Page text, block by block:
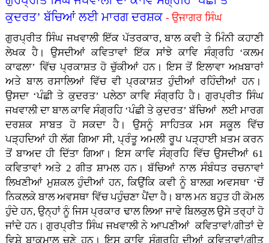
ਕੁਦਰਤ’ ਬੱਚਿਆਂ ਲਈ ਮਾਰਗ ਦਰਸ਼ਕ - ਉਜਾਗਰ ਸਿੰਘ
ਗੁਰਪ੍ਰੀਤ ਸਿੰਘ ਜਖਵਾਲੀ ਇੱਕ ਪੱਤਰਕਾਰ, ਬਾਲ ਕਵੀ ਤੇ ਮਿੰਨੀ ਕਹਾਣੀ
ਲੇਖਕ ਹੈ। ਉਸਦੀਆਂ ਕਵਿਤਾਵਾਂ ਇੱਕ ਸਾਂਝੇ ਕਾਵਿ ਸੰਗ੍ਰਹਿ ‘ਕਲਮ
ਕਾਫਲਾ’ ਵਿੱਚ ਪ੍ਰਕਾਸ਼ਤ ਹੋ ਚੁੱਕੀਆਂ ਹਨ। ਇਸ ਤੋਂ ਇਲਾਵਾ ਅਖ਼ਬਾਰਾਂ
ਅਤੇ ਬਾਲ ਰਸਾਲਿਆਂ ਵਿੱਚ ਵੀ ਪ੍ਰਕਾਸ਼ਤ ਹੁੰਦੀਆਂ ਰਹਿੰਦੀਆਂ ਹਨ।
ਉਸਦਾ ‘ਪੰਛੀ ਤੇ ਕੁਦਰਤ’ ਪਲੇਠਾ ਕਾਵਿ ਸੰਗ੍ਰਹਿ ਹੈ। ਗੁਰਪ੍ਰੀਤ ਸਿੰਘ
ਜਖਵਾਲੀ ਦਾ ਬਾਲ ਕਾਵਿ ਸੰਗ੍ਰਹਿ ‘ਪੰਛੀ ਤੇ ਕੁਦਰਤ’ ਬੱਚਿਆਂ ਲਈ ਮਾਰਗ
ਦਰਸ਼ਕ ਸਾਬਤ ਹੋ ਸਕਦਾ ਹੈ। ਉਸਨੂੰ ਸਾਹਿਤਕ ਮਸ ਸਕੂਲ ਵਿੱਚ
ਪੜ੍ਹਦਿਆਂ ਹੀ ਲੱਗ ਗਿਆ ਸੀ, ਪ੍ਰੰਤੂ ਅਮਲੀ ਰੂਪ ਪੜ੍ਹਾਈ ਖ਼ਤਮ ਕਰਨ
ਤੋਂ ਬਾਅਦ ਹੀ ਦਿੱਤਾ ਗਿਆ। ਇਸ ਕਾਵਿ ਸੰਗ੍ਰਹਿ ਵਿੱਚ ਉਸਦੀਆਂ 61
ਕਵਿਤਾਵਾਂ ਅਤੇ 2 ਗੀਤ ਸ਼ਾਮਲ ਹਨ। ਬੱਚਿਆਂ ਨਾਲ ਸੰਬੰਧਤ ਰਚਨਾਵਾਂ
ਲਿਖਣੀਆਂ ਮੁਸ਼ਕਲ ਹੁੰਦੀਆਂ ਹਨ, ਕਿਉਂਕਿ ਕਵੀ ਨੂੰ ਬਾਲਗ ਅਵਸਥਾ ‘ਚੋਂ
ਨਿਕਲਕੇ ਬਾਲ ਅਵਸਥਾ ਵਿੱਚ ਪਹੁੰਚਣਾ ਪੈਂਦਾ ਹੈ। ਬਾਲ ਮਨ ਬਹੁਤ ਹੀ ਕੋਮਲ
ਹੁੰਦੇ ਹਨ, ਉਨ੍ਹਾਂ ਨੂੰ ਜਿਸ ਪ੍ਰਕਾਰ ਢਾਲ ਲਿਆ ਜਾਵੇ ਬਿਲਕੁਲ ਉਸੇ ਤਰ੍ਹਾਂ ਹੋ
ਜਾਂਦੇ ਹਨ। ਗੁਰਪ੍ਰੀਤ ਸਿੰਘ ਜਖਵਾਲੀ ਨੇ ਆਪਣੀਆਂ ਕਵਿਤਾਵਾਂ/ਗੀਤਾਂ ਦੇ
ਵਿਸ਼ੇ ਬਾਕਮਾਲ ਚੁਣੇ ਹਨ। ਇਸ ਕਾਵਿ ਸੰਗ੍ਰਹਿ ਦੀਆਂ ਕਵਿਤਾਵਾਂ/ਗੀਤ